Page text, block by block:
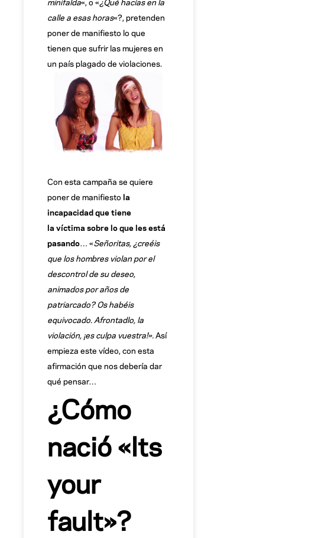
calle a esas horas«?, pretenden
poner de manifiesto lo que
tienen que sufrir las mujeres en
un país plagado de violaciones.
Con esta campaña se quiere
poner de manifiesto la
incapacidad que tiene
la víctima sobre lo que les está
pasando … «Señoritas, ¿creéis
que los hombres violan por el
descontrol de su deseo,
animados por años de
patriarcado? Os habéis
equivocado. Afrontadlo, la
violación, ¡es culpa vuestra!». Así
empieza este vídeo, con esta
afirmación que nos debería dar
qué pensar…
¿Cómo
nació «Its
your
fault»?